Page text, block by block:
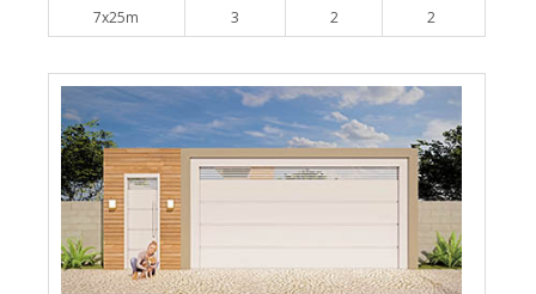
7x25m 3 2 2